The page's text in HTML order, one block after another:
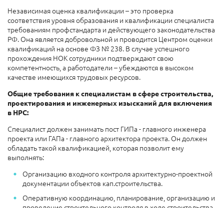
Независимая оценка квалификации – это проверка
соответствия уровня образования и квалификации специалиста
требованиям профстандарта и действующего законодательства
РФ. Она является добровольной и проводится Центром оценки
квалификаций на основе ФЗ № 238. В случае успешного
прохождения НОК сотрудники подтверждают свою
компетентность, а работодатели – убеждаются в высоком
качестве имеющихся трудовых ресурсов.
Общие требования к специалистам в сфере строительства,
проектирования и инженерных изысканий для включения
в НРС:
Специалист должен занимать пост ГИПа - главного инженера
проекта или ГАПа - главного архитектора проекта. Он должен
обладать такой квалификацией, которая позволит ему
выполнять:
Организацию входного контроля архитектурно-проектной
документации объектов кап.строительства.
Оперативную координацию, планирование, организацию и